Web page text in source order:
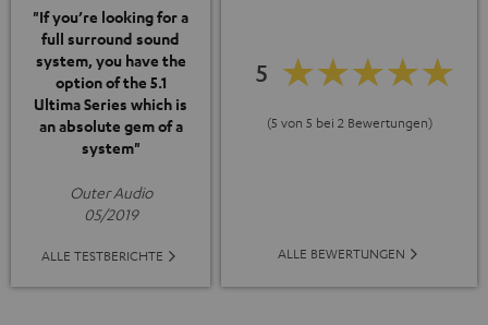
"If you’re looking for a
full surround sound
system, you have the
option of the 5.1
Ultima Series which is
an absolute gem of a
system"
Outer Audio
05/2019
ALLE TESTBERICHTE
5
(5 von 5 bei 2 Bewertungen)
ALLE BEWERTUNGEN